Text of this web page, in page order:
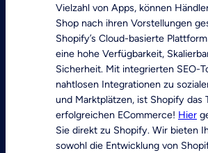
Vielzahl von Apps, können
Shop nach ihren Vorstellungen
Shopify’s Cloud-basierte
eine hohe Verfügbarkeit,
Sicherheit. Mit integrierten SEO-
nahtlosen Integrationen zu
und Marktplätzen, ist Shopify das
erfolgreichen ECommerce! Hier
Sie direkt zu Shopify. Wir bieten
sowohl die Entwicklung von